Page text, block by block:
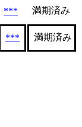
*** 満期済み
*** 満期済み